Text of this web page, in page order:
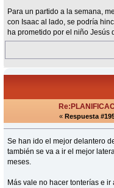
Para un partido a la semana,
con Isaac al lado, se podría
ha prometido por el niño Jesús
« Respuesta
Se han ido el mejor delantero
también se va a ir el mejor
meses.
Más vale no hacer tonterías e